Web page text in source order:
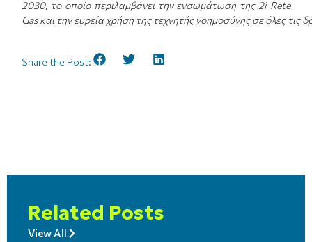
2030, το οποίο περιλαμβάνει την ενσωμάτωση της2i Rete
Gasκαι την ευρεία χρήση της τεχνητής νοημοσύνης σε όλες τις
Share the Post:
Related Posts
View All